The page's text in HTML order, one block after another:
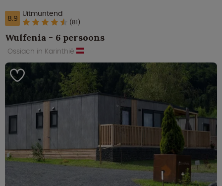
8.9 Uitmuntend
(81)
Wulfenia - 6 persoons
Ossiach in Karinthië